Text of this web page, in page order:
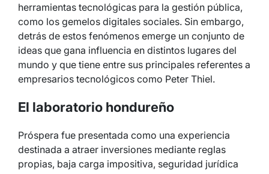
herramientas tecnológicas para la gestión pública,
como los gemelos digitales sociales. Sin embargo,
detrás de estos fenómenos emerge un conjunto de
ideas que gana influencia en distintos lugares del
mundo y que tiene entre sus principales referentes a
empresarios tecnológicos como Peter Thiel.
El laboratorio hondureño
Próspera fue presentada como una experiencia
destinada a atraer inversiones mediante reglas
propias, baja carga impositiva, seguridad jurídica